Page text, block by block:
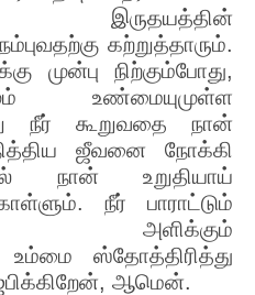
இருதயத்தின்
கற்றுத்தாரும்.
முன்பு நிற்கும்போது,
உண்மையுமுள்ள
நீர் கூறுவதை நான்
ஜீவனை நோக்கி
நான் உறுதியாய்
நீர் பாராட்டும்
அளிக்கும்
உம்மை ஸ்தோத்திரித்து
ஆமென்.